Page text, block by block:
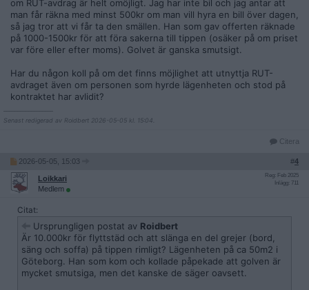
om RUT-avdrag är helt omöjligt. Jag har inte bil och jag antar att
man får räkna med minst 500kr om man vill hyra en bill över dagen,
så jag tror att vi får ta den smällen. Han som gav offerten räknade
på 1000-1500kr för att föra sakerna till tippen (osäker på om priset
var före eller efter moms). Golvet är ganska smutsigt.
Har du någon koll på om det finns möjlighet att utnyttja RUT-
avdraget även om personen som hyrde lägenheten och stod på
kontraktet har avlidit?
Senast redigerad av Roidbert 2026-05-05 kl. 15:04.
Citera
2026-05-05, 15:03 #4
Loikkari
Medlem
Reg: Feb 2025
Inlägg: 711
Citat:
Ursprungligen postat av Roidbert
Är 10.000kr för flyttstäd och att slänga en del grejer (bord,
säng och soffa) på tippen rimligt? Lägenheten på ca 50m2 i
Göteborg. Han som kom och kollade påpekade att golven är
mycket smutsiga, men det kanske de säger oavsett.